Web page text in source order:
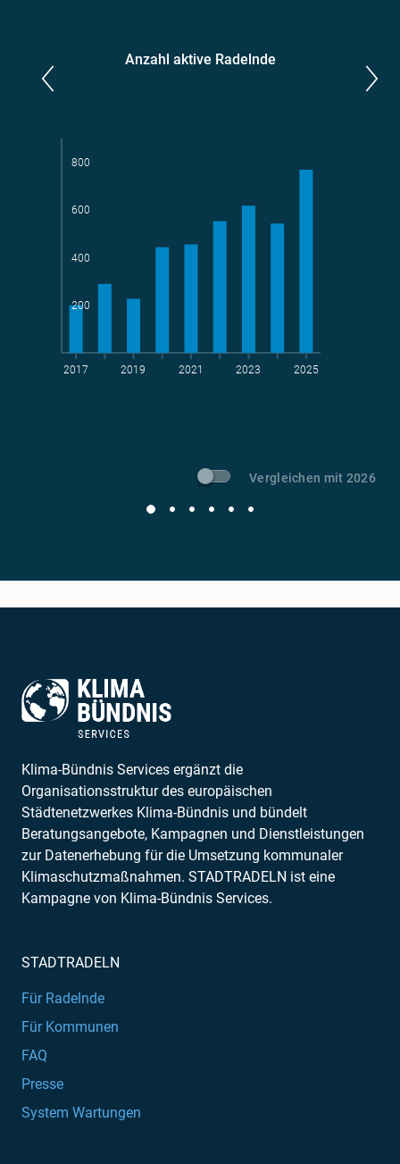
-Vermeidung
Anzahl aktive Radelnde
2017 2019 2021 2023 2025
200
400
600
800
Vergleichen mit 2026
Klima-Bündnis Services ergänzt die
Organisationsstruktur des europäischen
Städtenetzwerkes Klima-Bündnis und bündelt
Beratungsangebote, Kampagnen und Dienstleistungen
zur Datenerhebung für die Umsetzung kommunaler
Klimaschutzmaßnahmen. STADTRADELN ist eine
Kampagne von Klima-Bündnis Services.
STADTRADELN
Für Radelnde
Für Kommunen
FAQ
Presse
System Wartungen